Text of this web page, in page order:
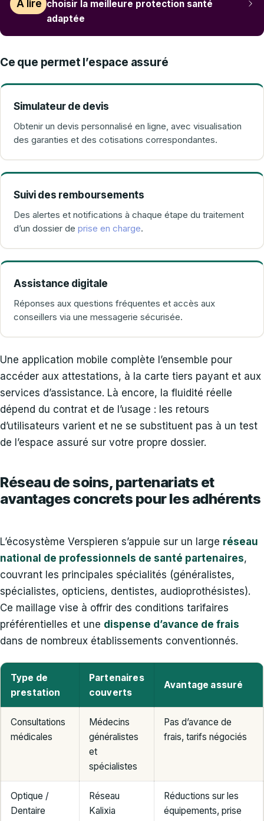
À lire choisir la meilleure protection santé
adaptée
Ce que permet l’espace assuré
Simulateur de devis
Obtenir un devis personnalisé en ligne, avec visualisation
des garanties et des cotisations correspondantes.
Suivi des remboursements
Des alertes et notifications à chaque étape du traitement
d’un dossier de prise en charge.
Assistance digitale
Réponses aux questions fréquentes et accès aux
conseillers via une messagerie sécurisée.
Une application mobile complète l’ensemble pour
accéder aux attestations, à la carte tiers payant et aux
services d’assistance. Là encore, la fluidité réelle
dépend du contrat et de l’usage : les retours
d’utilisateurs varient et ne se substituent pas à un test
de l’espace assuré sur votre propre dossier.
Réseau de soins, partenariats et
avantages concrets pour les adhérents
L’écosystème Verspieren s’appuie sur un large réseau
national de professionnels de santé partenaires,
couvrant les principales spécialités (généralistes,
spécialistes, opticiens, dentistes, audioprothésistes).
Ce maillage vise à offrir des conditions tarifaires
préférentielles et une dispense d’avance de frais
dans de nombreux établissements conventionnés.
Type de
prestation
Partenaires
couverts
Avantage assuré
Consultations
médicales
Médecins
généralistes
et
spécialistes
Pas d’avance de
frais, tarifs négociés
Optique /
Dentaire
Réseau
Kalixia
Réductions sur les
équipements, prise